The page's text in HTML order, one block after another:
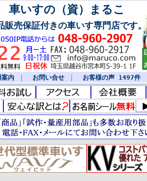
いすの（資）まるこ
売保証付きの車いす専門店です。
案内 お問い合せ お客様の声 1497件